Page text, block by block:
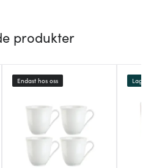
produkter
Endast hos oss